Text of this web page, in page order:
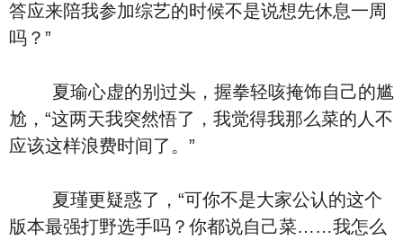
答应来陪我参加综艺的时候不是说想先休息一周
吗？”
夏瑜心虚的别过头，握拳轻咳掩饰自己的尴
尬，“这两天我突然悟了，我觉得我那么菜的人不
应该这样浪费时间了。”
夏瑾更疑惑了，“可你不是大家公认的这个
版本最强打野选手吗？你都说自己菜……我怎么